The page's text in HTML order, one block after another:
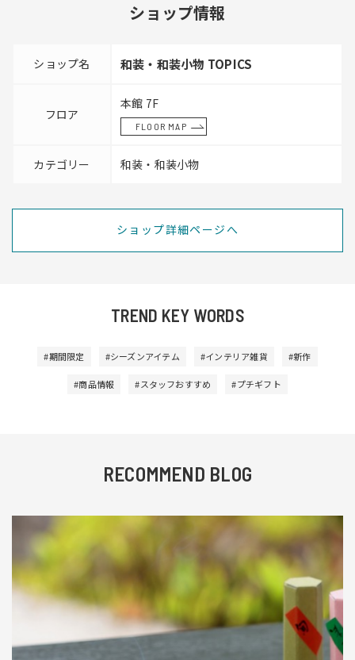
ショップ情報
ショップ名 和装・和装小物 TOPICS
フロア
本館 7F
FLOOR MAP
カテゴリー 和装・和装小物
ショップ詳細ページへ
TREND KEY WORDS
#期間限定 #シーズンアイテム #インテリア雑貨 #新作
#商品情報 #スタッフおすすめ #プチギフト
RECOMMEND BLOG